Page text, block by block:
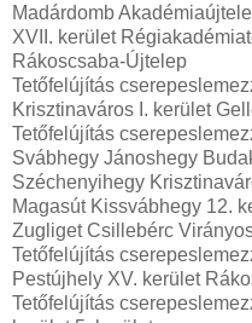
Madárdomb
XVII. kerület
Rákoscsaba-Újtelep
Tetőfelújítás
Krisztinaváros I. kerület
Tetőfelújítás
Svábhegy Jánoshegy
Széchenyihegy
Magasút Kissvábhegy 12.
Zugliget Csillebérc
Tetőfelújítás
Pestújhely XV. kerület
Tetőfelújítás